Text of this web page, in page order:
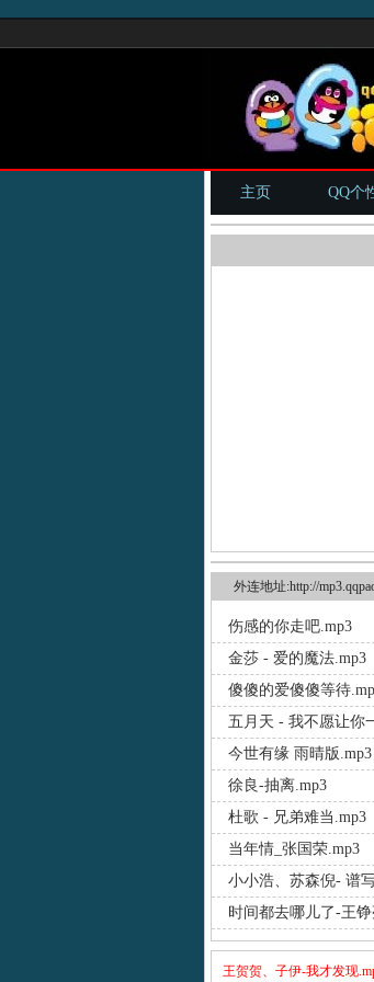
主页 QQ个
外连地址:http://
伤感的你走吧.mp3
金莎 - 爱的魔法.mp3
傻傻的爱傻傻等待
五月天 - 我不愿让你
今世有缘 雨晴版.mp3
徐良-抽离.mp3
杜歌 - 兄弟难当.mp3
当年情_张国荣.mp3
小小浩、苏森倪- 谱
时间都去哪儿了-王铮
王贺贺、子伊-我才发现